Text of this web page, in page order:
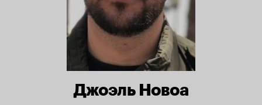
Джоэль Новоа